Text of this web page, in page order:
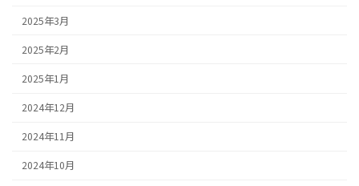
2025年3月
2025年2月
2025年1月
2024年12月
2024年11月
2024年10月